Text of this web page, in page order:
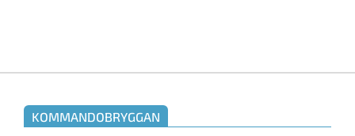
KOMMANDOBRYGGAN